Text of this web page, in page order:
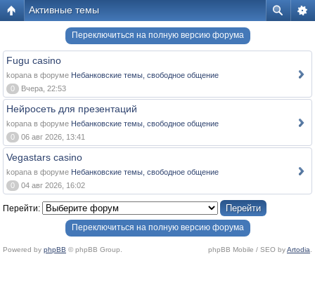
Активные темы
Переключиться на полную версию форума
Fugu casino
kopana в форуме Небанковские темы, свободное общение
0
Вчера, 22:53
Нейросеть для презентаций
kopana в форуме Небанковские темы, свободное общение
0
06 авг 2026, 13:41
Vegastars casino
kopana в форуме Небанковские темы, свободное общение
0
04 авг 2026, 16:02
Перейти:
Переключиться на полную версию форума
Powered by phpBB © phpBB Group. phpBB Mobile / SEO byArtodia